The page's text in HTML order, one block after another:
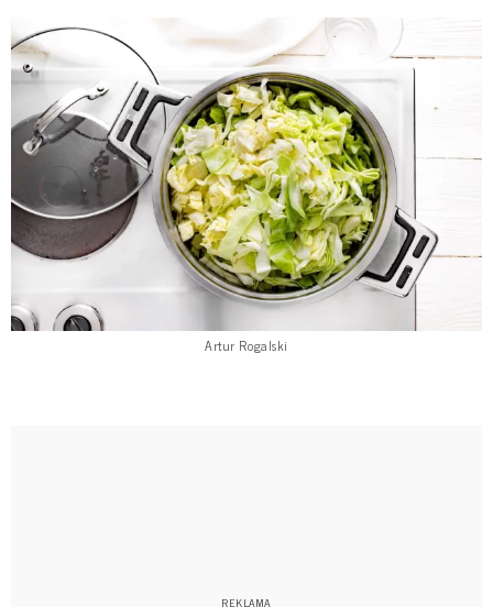
Artur Rogalski